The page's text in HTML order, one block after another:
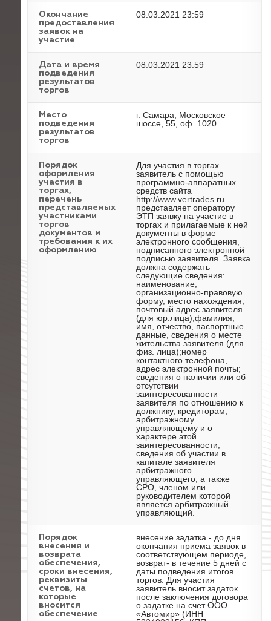
Окончание
предоставления
заявок на
участие
08.03.2021 23:59
Дата и время
подведения
результатов
торгов
08.03.2021 23:59
Место
подведения
результатов
торгов
г. Самара, Московское
шоссе, 55, оф. 1020
Порядок
оформления
участия в
торгах,
перечень
представляемых
участниками
торгов
документов и
требования к их
оформлению
Для участия в торгах
заявитель с помощью
программно-аппаратных
средств сайта
http://www.vertrades.ru
представляет оператору
ЭТП заявку на участие в
торгах и прилагаемые к ней
документы в форме
электронного сообщения,
подписанного электронной
подписью заявителя. Заявка
должна содержать
следующие сведения:
наименование,
организационно-правовую
форму, место нахождения,
почтовый адрес заявителя
(для юр.лица);фамилия,
имя, отчество, паспортные
данные, сведения о месте
жительства заявителя (для
физ. лица);номер
контактного телефона,
адрес электронной почты;
сведения о наличии или об
отсутствии
заинтересованности
заявителя по отношению к
должнику, кредиторам,
арбитражному
управляющему и о
характере этой
заинтересованности,
сведения об участии в
капитале заявителя
арбитражного
управляющего, а также
СРО, членом или
руководителем которой
является арбитражный
управляющий.
Порядок
внесения и
возврата
обеспечения,
сроки внесения,
реквизиты
счетов, на
которые
вносится
обеспечение
внесение задатка - до дня
окончания приема заявок в
соответствующем периоде,
возврат- в течение 5 дней с
даты подведения итогов
торгов. Для участия
заявитель вносит задаток
после заключения договора
о задатке на счет ООО
«Автомир» (ИНН